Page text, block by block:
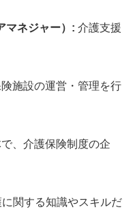
マネジャー）: 介護支援
施設の運営・管理を行
、介護保険制度の企
関する知識やスキルだ